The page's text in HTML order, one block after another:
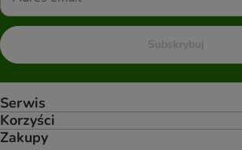
Subskrybuj
Serwis
Korzyści
Zakupy